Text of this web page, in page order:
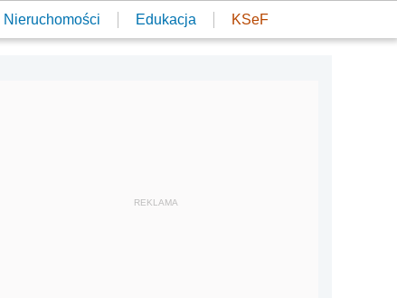
Nieruchomości Edukacja KSeF
REKLAMA